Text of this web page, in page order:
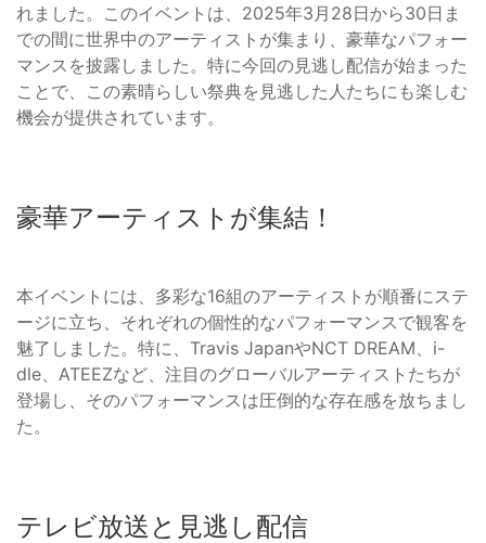
れました。このイベントは、2025年3月28日から30日ま
での間に世界中のアーティストが集まり、豪華なパフォー
マンスを披露しました。特に今回の見逃し配信が始まった
ことで、この素晴らしい祭典を見逃した人たちにも楽しむ
機会が提供されています。
豪華アーティストが集結！
本イベントには、多彩な16組のアーティストが順番にステ
ージに立ち、それぞれの個性的なパフォーマンスで観客を
魅了しました。特に、Travis JapanやNCT DREAM、i-
dle、ATEEZなど、注目のグローバルアーティストたちが
登場し、そのパフォーマンスは圧倒的な存在感を放ちまし
た。
テレビ放送と見逃し配信